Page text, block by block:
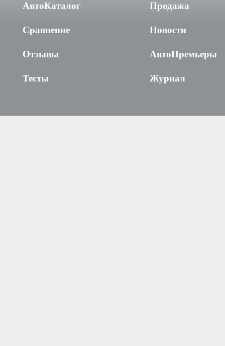
АвтоКаталог
Сравнение
Отзывы
Тесты
Продажа
Новости
АвтоПремьеры
Журнал